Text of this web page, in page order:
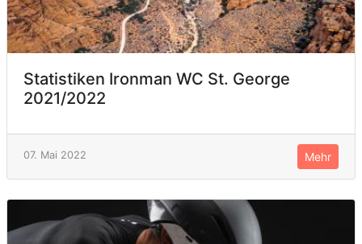
Statistiken Ironman WC St. George
2021/2022
07. Mai 2022 Mehr